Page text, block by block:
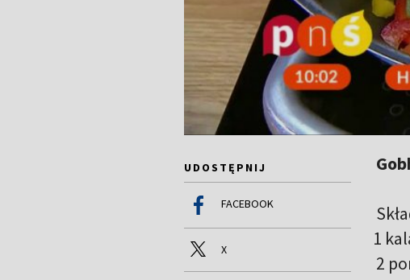
UDOSTĘPNIJ
FACEBOOK
X
1
2